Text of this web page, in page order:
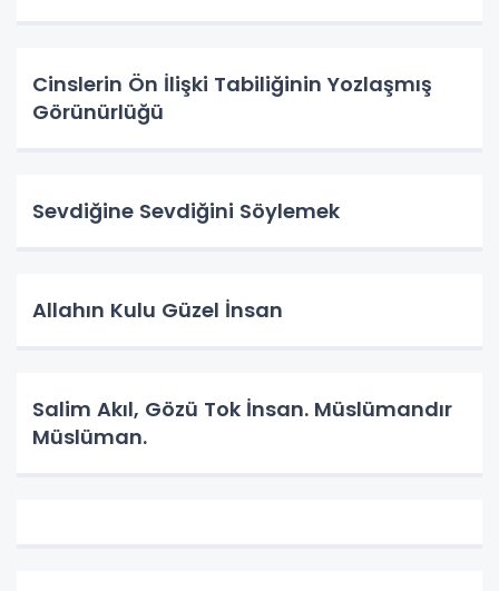
Cinslerin Ön İlişki Tabiliğinin Yozlaşmış
Görünürlüğü
Sevdiğine Sevdiğini Söylemek
Allahın Kulu Güzel İnsan
Salim Akıl, Gözü Tok İnsan. Müslümandır
Müslüman.